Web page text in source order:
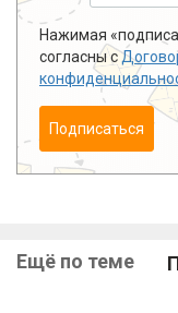
Нажимая
согласны с
Подписаться
Ещё по теме